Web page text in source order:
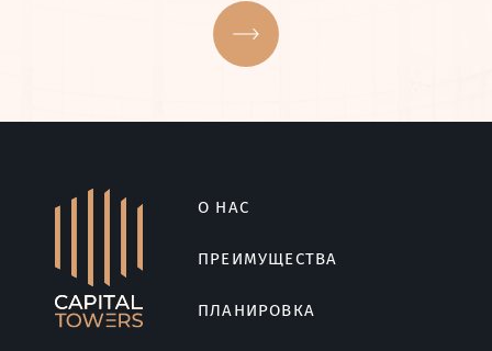
О НАС
ПРЕИМУЩЕСТВА
ПЛАНИРОВКА